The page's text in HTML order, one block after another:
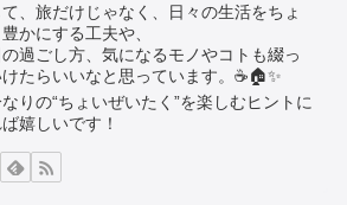
、旅だけじゃなく、日々の生活をちょ
かにする工夫や、
過ごし方、気になるモノやコトも綴っ
たらいいなと思っています。☕🏠✨
なりの“ちょいぜいたく”を楽しむヒントに
嬉しいです！